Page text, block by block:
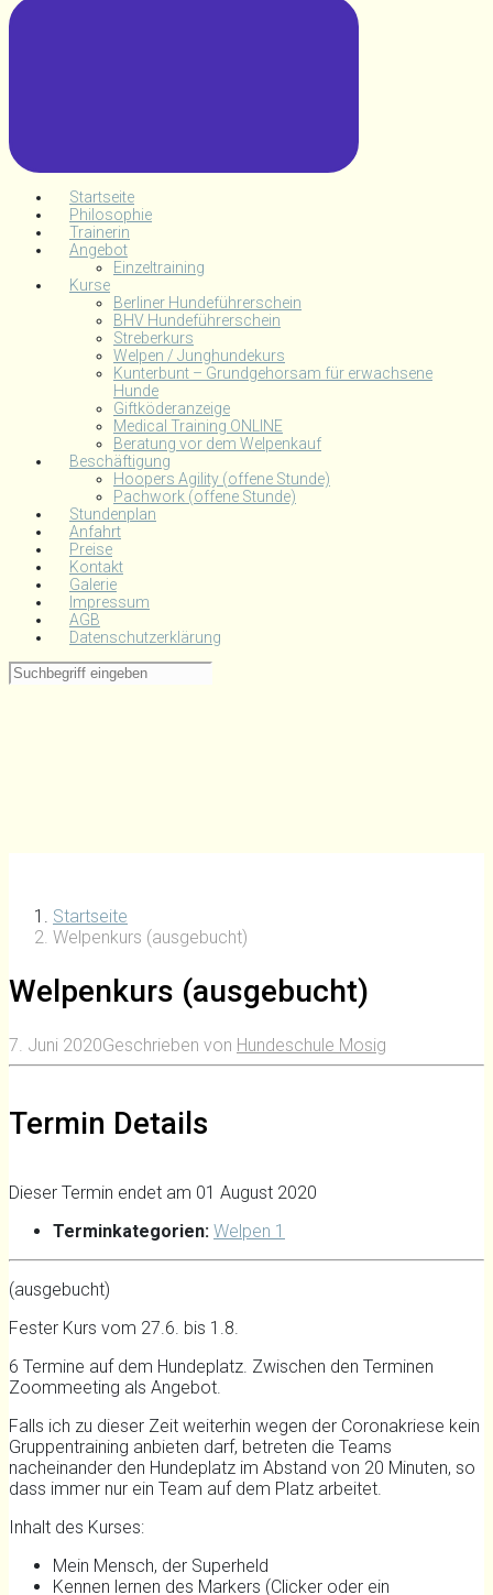
Startseite
Philosophie
Trainerin
Angebot
Einzeltraining
Kurse
Berliner Hundeführerschein
BHV Hundeführerschein
Streberkurs
Welpen / Junghundekurs
Kunterbunt – Grundgehorsam für erwachsene
Hunde
Giftköderanzeige
Medical Training ONLINE
Beratung vor dem Welpenkauf
Beschäftigung
Hoopers Agility (offene Stunde)
Pachwork (offene Stunde)
Stundenplan
Anfahrt
Preise
Kontakt
Galerie
Impressum
AGB
Datenschutzerklärung
Startseite
Welpenkurs (ausgebucht)
Welpenkurs (ausgebucht)
7. Juni 2020Geschrieben von Hundeschule Mosig
Termin Details
Dieser Termin endet am 01 August 2020
Terminkategorien: Welpen 1
(ausgebucht)
Fester Kurs vom 27.6. bis 1.8.
6 Termine auf dem Hundeplatz. Zwischen den Terminen
Zoommeeting als Angebot.
Falls ich zu dieser Zeit weiterhin wegen der Coronakriese kein
Gruppentraining anbieten darf, betreten die Teams
nacheinander den Hundeplatz im Abstand von 20 Minuten, so
dass immer nur ein Team auf dem Platz arbeitet.
Inhalt des Kurses:
Mein Mensch, der Superheld
Kennen lernen des Markers (Clicker oder ein